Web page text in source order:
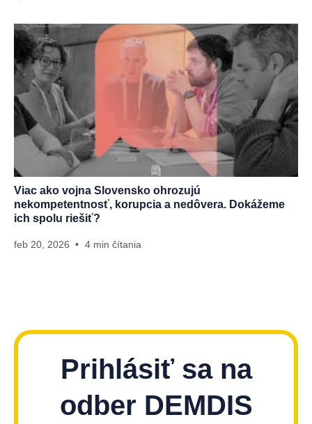
Viac ako vojna Slovensko ohrozujú
nekompetentnosť, korupcia a nedôvera. Dokážeme
ich spolu riešiť?
feb 20, 2026 4 min čítania
Prihlásiť sa na
odber DEMDIS